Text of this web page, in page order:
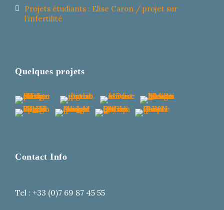
Projets étudiants : Elise Caron / projet sur
l’infertilité
Quelques projets
Contact Info
Tel : +33 (0)7 69 87 45 55